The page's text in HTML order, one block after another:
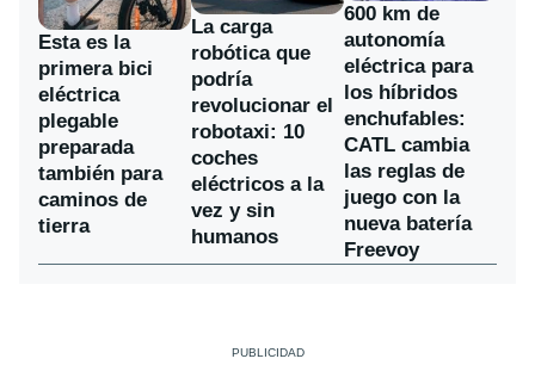
Esta es la
primera bici
eléctrica
plegable
preparada
también para
caminos de
tierra
La carga
robótica que
podría
revolucionar el
robotaxi: 10
coches
eléctricos a la
vez y sin
humanos
600 km de
autonomía
eléctrica para
los híbridos
enchufables:
CATL cambia
las reglas de
juego con la
nueva batería
Freevoy